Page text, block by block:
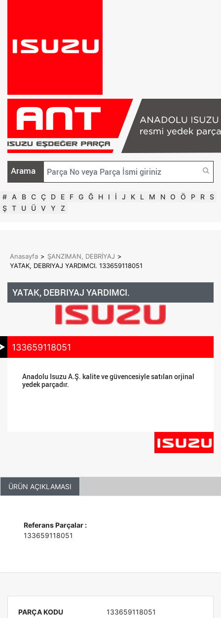
Arama
# A B C Ç D E F G Ğ H I İ J K L M N O Ö P R S
Ş T U Ü V Y Z
Anasayfa > ŞANZIMAN, DEBRİYAJ >
YATAK, DEBRIYAJ YARDIMCI. 133659118051
YATAK, DEBRIYAJ YARDIMCI.
133659118051
Anadolu Isuzu A.Ş. kalite ve güvencesiyle satılan orjinal
yedek parçadır.
ÜRÜN AÇIKLAMASI
Referans Parçalar :
133659118051
PARÇA KODU
133659118051